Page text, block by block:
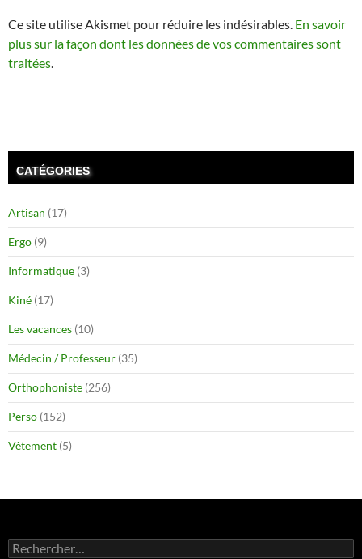
Ce site utilise Akismet pour réduire les indésirables. En savoir
plus sur la façon dont les données de vos commentaires sont
traitées
CATÉGORIES
Artisan (17)
Ergo (9)
Informatique (3)
Kiné (17)
Les vacances (10)
Médecin / Professeur (35)
Orthophoniste (256)
Perso (152)
Vêtement (5)
Rechercher :